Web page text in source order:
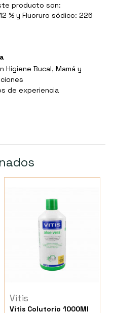
producto son:
% y Fluoruro sódico: 226
Higiene Bucal, Mamá y
de experiencia
Vitis
Vitis Colutorio 1000Ml